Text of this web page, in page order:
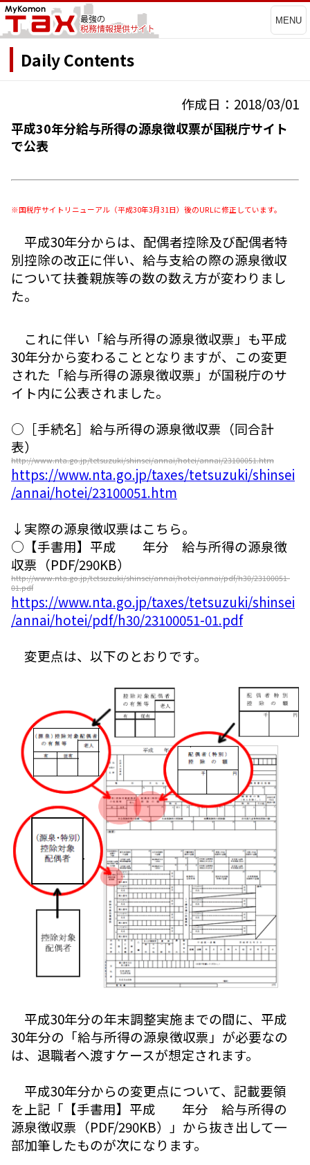
MENU
Daily Contents
作成日：2018/03/01
平成30年分給与所得の源泉徴収票が国税庁サイト
で公表
※国税庁サイトリニューアル（平成30年3月31日）後のURLに修正しています。
平成30年分からは、配偶者控除及び配偶者特
別控除の改正に伴い、給与支給の際の源泉徴収
について扶養親族等の数の数え方が変わりまし
た。
これに伴い「給与所得の源泉徴収票」も平成
30年分から変わることとなりますが、この変更
された「給与所得の源泉徴収票」が国税庁のサ
イト内に公表されました。
○［手続名］給与所得の源泉徴収票（同合計
表）
http://www.nta.go.jp/tetsuzuki/shinsei/annai/hotei/annai/23100051.htm
https://www.nta.go.jp/taxes/tetsuzuki/shinsei
/annai/hotei/23100051.htm
↓実際の源泉徴収票はこちら。
○【手書用】平成 年分 給与所得の源泉徴
収票（PDF/290KB）
http://www.nta.go.jp/tetsuzuki/shinsei/annai/hotei/annai/pdf/h30/23100051-
01.pdf
https://www.nta.go.jp/taxes/tetsuzuki/shinsei
/annai/hotei/pdf/h30/23100051-01.pdf
変更点は、以下のとおりです。
平成30年分の年末調整実施までの間に、平成
30年分の「給与所得の源泉徴収票」が必要なの
は、退職者へ渡すケースが想定されます。
平成30年分からの変更点について、記載要領
を上記「【手書用】平成 年分 給与所得の
源泉徴収票（PDF/290KB）」から抜き出して一
部加筆したものが次になります。